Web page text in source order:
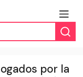
por la